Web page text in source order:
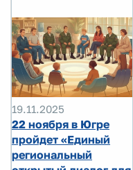
19.11.2025
22 ноября в Югре
пройдет «Единый
региональный